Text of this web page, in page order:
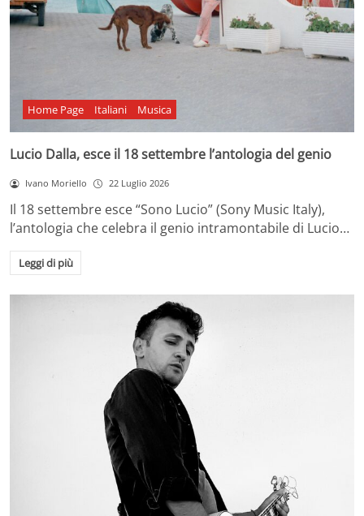
Home Page Italiani Musica
Lucio Dalla, esce il 18 settembre l’antologia del genio
Ivano Moriello 22 Luglio 2026
Il 18 settembre esce “Sono Lucio” (Sony Music Italy),
l’antologia che celebra il genio intramontabile di Lucio…
Leggi di più